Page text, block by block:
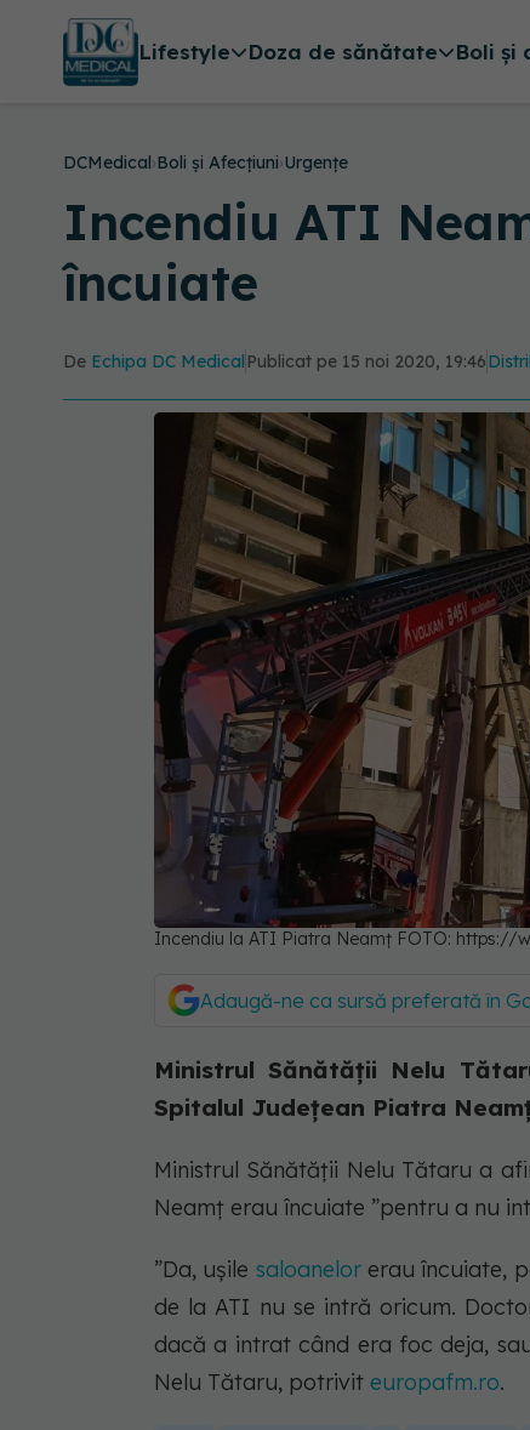
Lifestyle Doza de sănătate Boli și
DCMedical›Boli și Afecțiuni›Urgențe
Incendiu ATI
încuiate
De Echipa DC Medical Publicat pe 15 noi 2020, 19:46
Incendiu la ATI Piatra Neamț FOTO: https://
Adaugă-ne ca sursă preferată în
Ministrul Sănătății Nelu
Spitalul Județean Piatra
Ministrul Sănătății Nelu Tătaru a
Neamț erau încuiate ”pentru a nu
”Da, ușile saloanelorerau încuiate,
de la ATI nu se intră oricum.
dacă a intrat când era foc deja,
Nelu Tătaru, potrivit europafm.ro.